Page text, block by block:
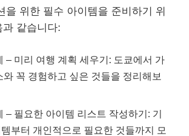
을 위한 필수 아이템을 준비하기 위
같습니다:
– 미리 여행 계획 세우기: 도쿄에서 가
와 꼭 경험하고 싶은 것들을 정리해보
– 필요한 아이템 리스트 작성하기: 기
부터 개인적으로 필요한 것들까지 모